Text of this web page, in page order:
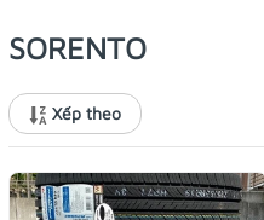
SORENTO
Xếp theo